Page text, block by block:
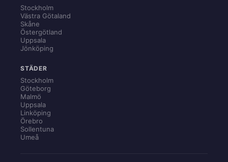
Stockholm
Västra Götaland
Skåne
Östergötland
Uppsala
Jönköping
STÄDER
Stockholm
Göteborg
Malmö
Uppsala
Linköping
Örebro
Sollentuna
Umeå